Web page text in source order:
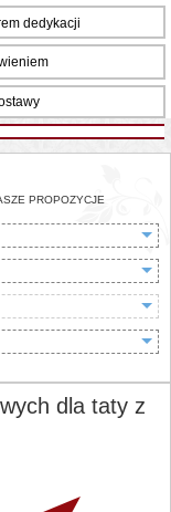
dedykacji
PROPOZYCJE
dla taty z